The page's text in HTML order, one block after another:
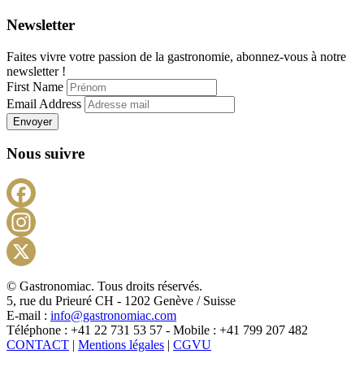
Newsletter
Faites vivre votre passion de la gastronomie, abonnez-vous à notre
newsletter !
First Name
Email Address
Envoyer
Nous suivre
X
© Gastronomiac. Tous droits réservés.
5, rue du Prieuré CH - 1202 Genève / Suisse
E-mail : info@gastronomiac.com
Téléphone : +41 22 731 53 57 - Mobile : +41 799 207 482
CONTACT | Mentions légales | CGVU